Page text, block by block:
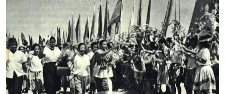
商業
科技
影片
名家榜